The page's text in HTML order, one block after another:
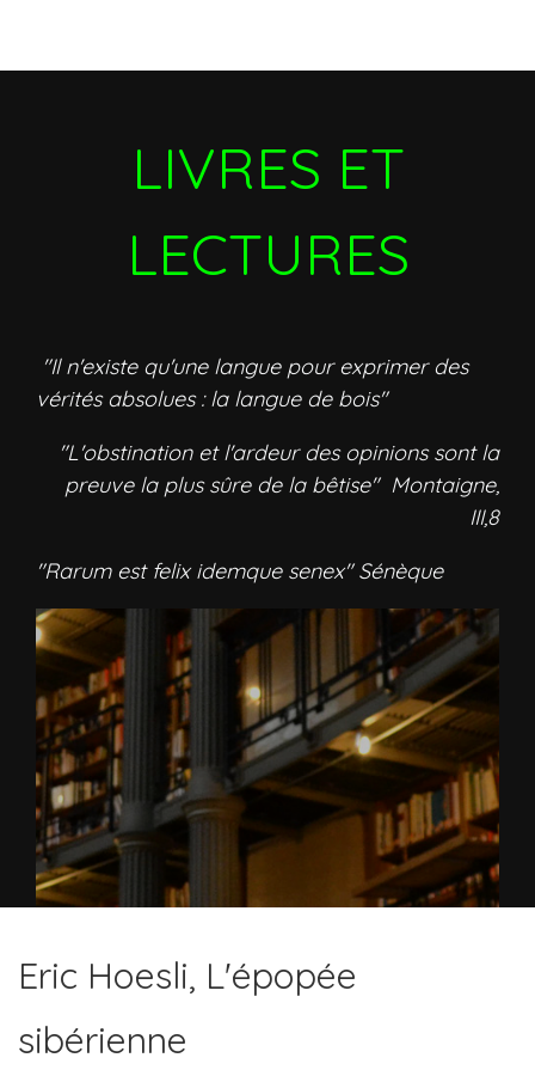
LIVRES ET
LECTURES
"Il n'existe qu'une langue pour exprimer des
vérités absolues : la langue de bois"
"L'obstination et l'ardeur des opinions sont la
preuve la plus sûre de la bêtise" Montaigne,
III,8
"Rarum est felix idemque senex" Sénèque
Eric Hoesli, L'épopée
sibérienne